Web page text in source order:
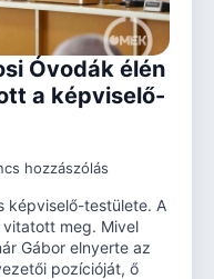
Óvodák élén
a képviselő-
hozzászólás
képviselő-testülete. A
meg. Mivel
Gábor elnyerte az
pozícióját, ő